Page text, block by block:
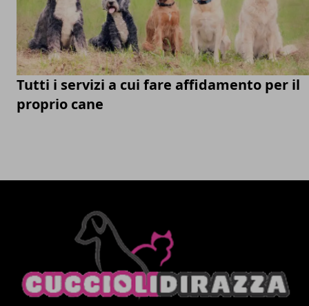
Tutti i servizi a cui fare affidamento per il
proprio cane